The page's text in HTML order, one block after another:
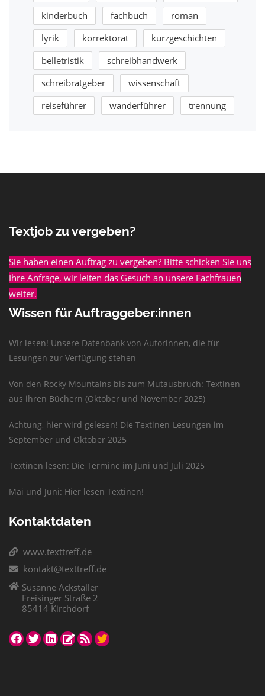
kinderbuch
fachbuch
roman
lyrik
korrektorat
kurzgeschichten
belletristik
schreibhandwerk
schreibratgeber
wissenschaft
reiseführer
wanderführer trennung
Textjob zu vergeben?
Sie haben einen Auftrag zu vergeben? Bitte schicken Sie uns
Ihre Anfrage, wir leiten das Gesuch an unsere Fachfrauen
weiter.
Wissen für Auftraggeber:innen
Wir lesen! Unsere Datenbank von Autorinnen, die für
Lesungen zur Verfügung stehen
Von den Rocky Mountains bis zum Mutausbruch: Textinen
aus ihren Büchern (Oktober und November 2025)
Achtung, hier wird gelesen! Die Textinen-Lesungen im
September und Oktober 2025
Textinen lesen: Die Termine im Juni und Juli 2025
Mai und Juni: Hier lesen Textinen!
Kontaktdaten
www.texttreff.de
kontakt@texttreff.de
Susanne Ackstaller
Freisinger Straße 2
85414 Kirchdorf